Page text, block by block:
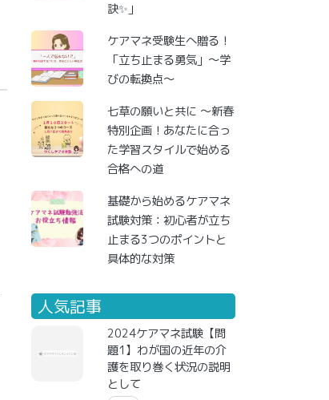
訣✨」
ケアマネ受験生へ贈る！
「立ち止まる勇気」～学
びの転換点～
七草の願いと共に ～新春
特別企画！あなたに合っ
た学習スタイルで始める
合格への道
基礎から始めるケアマネ
試験対策：初心者が立ち
止まる3つのポイントと
具体的な対策
人気記事
2024ケアマネ試験【問
題1】わが国の近年の介
護を取り巻く状況の説明
として